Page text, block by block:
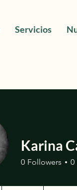
Servicios
Karina
0 Followers 0